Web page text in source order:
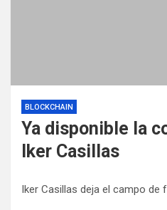
BLOCKCHAIN
Ya disponible la
Iker Casillas
Iker Casillas deja el campo de